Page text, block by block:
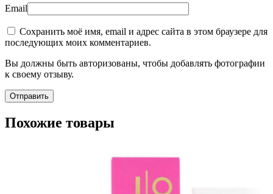
Email
Сохранить моё имя, email и адрес сайта в этом браузере для
последующих моих комментариев.
Вы должны быть авторизованы, чтобы добавлять фотографии
к своему отзыву.
Похожие товары